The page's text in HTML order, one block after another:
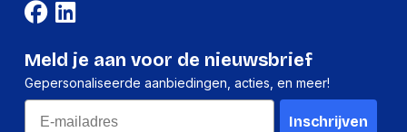
Meld je aan voor de nieuwsbrief
Gepersonaliseerde aanbiedingen, acties, en meer!
Email
Inschrijven